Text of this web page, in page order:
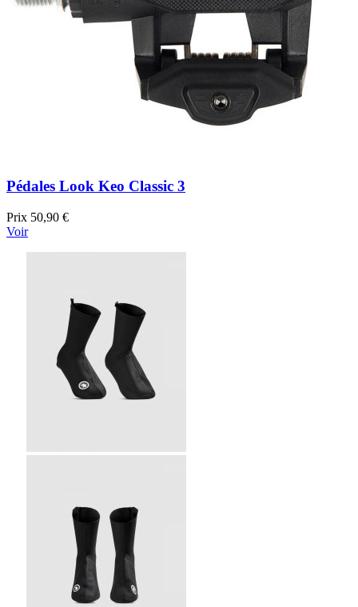
Pédales Look Keo Classic 3
Prix 50,90 €
Voir